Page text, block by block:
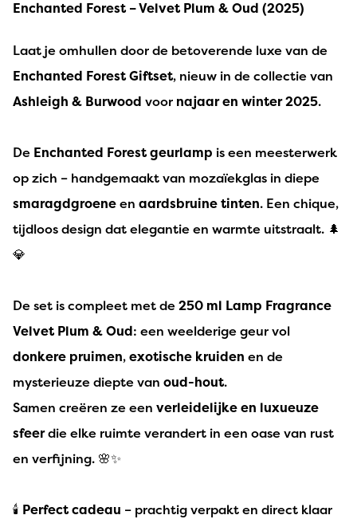
Enchanted Forest – Velvet Plum & Oud (2025)
Laat je omhullen door de betoverende luxe van de
Enchanted Forest Giftset, nieuw in de collectie van
Ashleigh & Burwood voor najaar en winter 2025.
De Enchanted Forest geurlamp is een meesterwerk
op zich – handgemaakt van mozaïekglas in diepe
smaragdgroeneen aardsbruine tinten. Een chique,
tijdloos design dat elegantie en warmte uitstraalt. 🌲
💎
De set is compleet met de 250 ml Lamp Fragrance
Velvet Plum & Oud: een weelderige geur vol
donkere pruimen,exotische kruiden en de
mysterieuze diepte van oud-hout.
Samen creëren ze een verleidelijke en luxueuze
sfeerdie elke ruimte verandert in een oase van rust
en verfijning. 🌸✨
🕯️ Perfect cadeau – prachtig verpakt en direct klaar